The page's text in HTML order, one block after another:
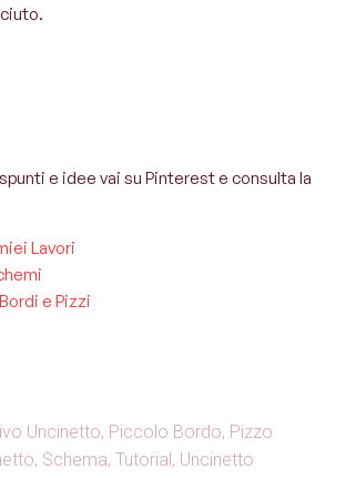
e idee vai su Pinterest e consulta la
Lavori
e Pizzi
Uncinetto, Piccolo Bordo, Pizzo
, Schema, Tutorial, Uncinetto